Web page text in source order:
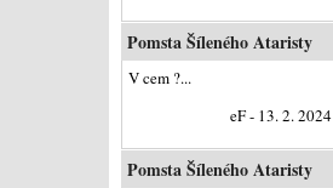
Pomsta Šíleného Ataristy
V cem ?...
eF - 13. 2. 2024
Pomsta Šíleného Ataristy